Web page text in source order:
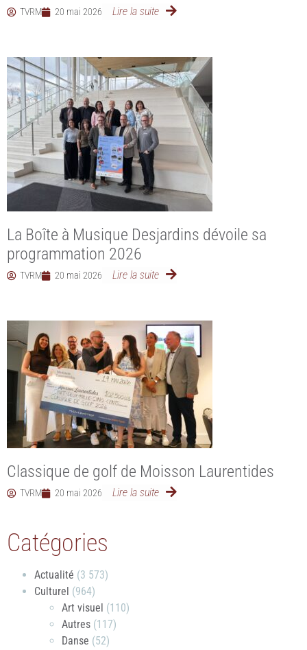
TVRM 20 mai 2026 Lire la suite
La Boîte à Musique Desjardins dévoile sa
programmation 2026
TVRM 20 mai 2026 Lire la suite
Classique de golf de Moisson Laurentides
TVRM 20 mai 2026 Lire la suite
Catégories
Actualité (3 573)
Culturel (964)
Art visuel (110)
Autres (117)
Danse (52)